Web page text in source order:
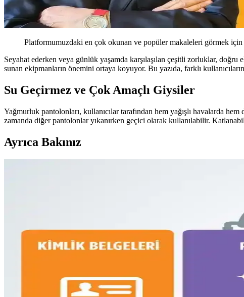
Platformumuzdaki en çok okunan ve popüler makaleleri görmek
Seyahat ederken veya günlük yaşamda karşılaşılan çeşitli zorluklar,
sunan ekipmanların önemini ortaya koyuyor. Bu yazıda, farklı
Su Geçirmez ve Çok Amaçlı Giysiler
Yağmurluk pantolonları, kullanıcılar tarafından hem yağışlı havalarda
zamanda diğer pantolonlar yıkanırken geçici olarak kullanılabilir.
Ayrıca Bakınız
Fyro Levo 30L sırt çantası, iş seyahatlerinde tek çanta konseptiyle pratik
Dooney & Bourke Janine Çantası: Dayanıklı Deri
Dooney & Bourke Janine çantası, dayanıklı deri yapısı ve şık
Çoklu Sırt Çantası Koleksiyonu ve Onebag Seyahat
Çeşitli sırt çantalarının kullanım alanları, özellikleri ve onebag seyahat
16 Litrelik Kanken Sırt Çantasıyla 4 Gün 4 Gece